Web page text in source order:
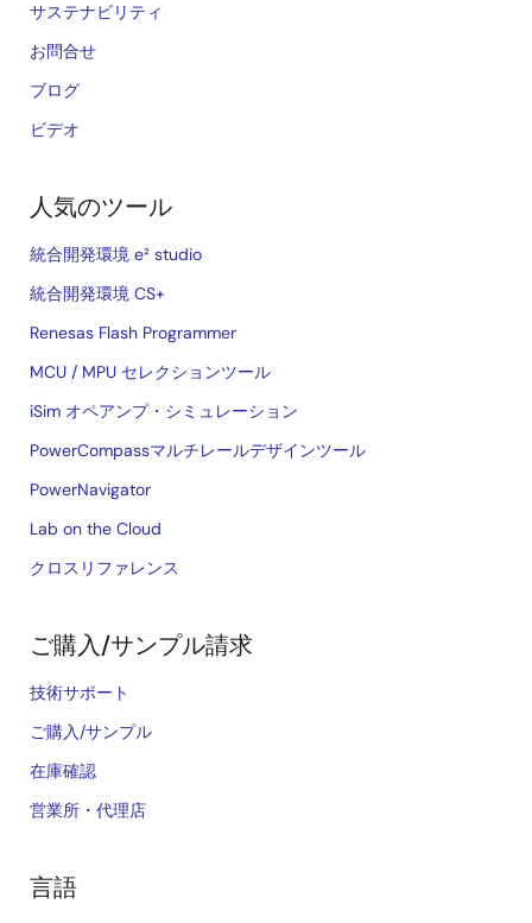
サステナビリティ
お問合せ
ブログ
ビデオ
人気のツール
統合開発環境 e² studio
統合開発環境 CS+
Renesas Flash Programmer
MCU / MPU セレクションツール
iSim オペアンプ・シミュレーション
PowerCompassマルチレールデザインツール
PowerNavigator
Lab on the Cloud
クロスリファレンス
ご購入/サンプル請求
技術サポート
ご購入/サンプル
在庫確認
営業所・代理店
言語